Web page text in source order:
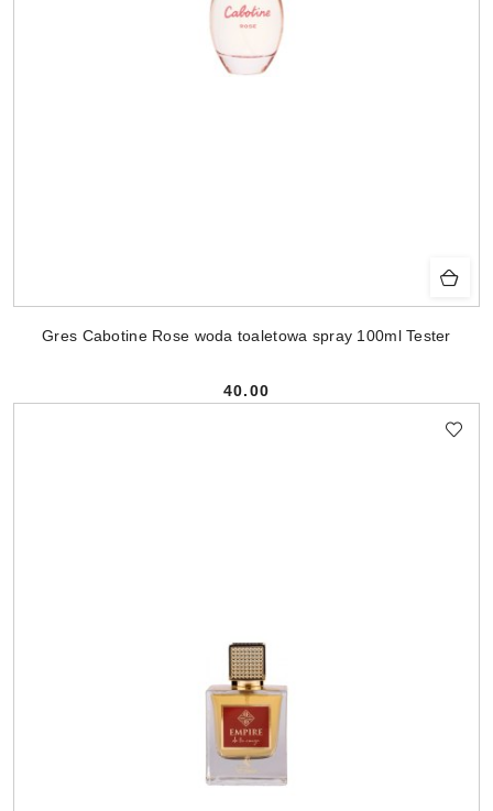
Gres Cabotine Rose woda toaletowa spray 100ml Tester
Cena:
40.00